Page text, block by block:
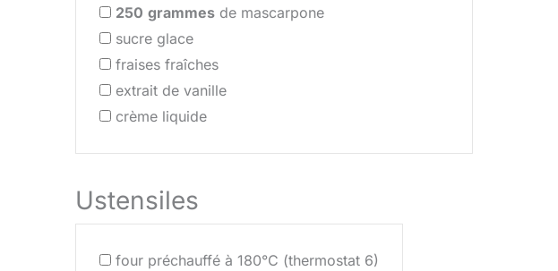
250 grammes de mascarpone
sucre glace
fraises fraîches
extrait de vanille
crème liquide
Ustensiles
four préchauffé à 180°C (thermostat 6)